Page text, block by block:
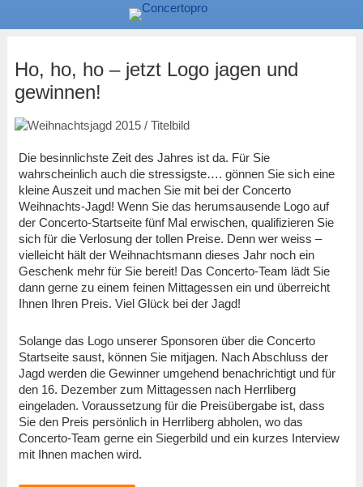
Ho, ho, ho – jetzt Logo jagen und
gewinnen!
Die besinnlichste Zeit des Jahres ist da. Für Sie
wahrscheinlich auch die stressigste…. gönnen Sie sich eine
kleine Auszeit und machen Sie mit bei der Concerto
Weihnachts-Jagd! Wenn Sie das herumsausende Logo auf
der Concerto-Startseite fünf Mal erwischen, qualifizieren Sie
sich für die Verlosung der tollen Preise. Denn wer weiss –
vielleicht hält der Weihnachtsmann dieses Jahr noch ein
Geschenk mehr für Sie bereit! Das Concerto-Team lädt Sie
dann gerne zu einem feinen Mittagessen ein und überreicht
Ihnen Ihren Preis. Viel Glück bei der Jagd!
Solange das Logo unserer Sponsoren über die Concerto
Startseite saust, können Sie mitjagen. Nach Abschluss der
Jagd werden die Gewinner umgehend benachrichtigt und für
den 16. Dezember zum Mittagessen nach Herrliberg
eingeladen. Voraussetzung für die Preisübergabe ist, dass
Sie den Preis persönlich in Herrliberg abholen, wo das
Concerto-Team gerne ein Siegerbild und ein kurzes Interview
mit Ihnen machen wird.